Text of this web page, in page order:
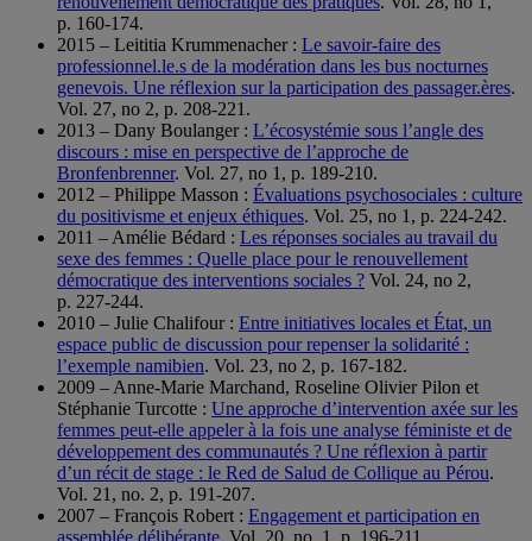
p. 160-174.
2015 – Leititia Krummenacher : Le savoir-faire des
professionnel.le.s de la modération dans les bus nocturnes
genevois. Une réflexion sur la participation des passager.ères.
Vol. 27, no 2, p. 208-221.
2013 – Dany Boulanger : L’écosystémie sous l’angle des
discours : mise en perspective de l’approche de
Bronfenbrenner. Vol. 27, no 1, p. 189-210.
2012 – Philippe Masson : Évaluations psychosociales : culture
du positivisme et enjeux éthiques. Vol. 25, no 1, p. 224-242.
2011 – Amélie Bédard : Les réponses sociales au travail du
sexe des femmes : Quelle place pour le renouvellement
démocratique des interventions sociales ? Vol. 24, no 2,
p. 227-244.
2010 – Julie Chalifour : Entre initiatives locales et État, un
espace public de discussion pour repenser la solidarité :
l’exemple namibien. Vol. 23, no 2, p. 167-182.
2009 – Anne-Marie Marchand, Roseline Olivier Pilon et
Stéphanie Turcotte : Une approche d’intervention axée sur les
femmes peut-elle appeler à la fois une analyse féministe et de
développement des communautés ? Une réflexion à partir
d’un récit de stage : le Red de Salud de Collique au Pérou.
Vol. 21, no. 2, p. 191-207.
2007 – François Robert : Engagement et participation en
assemblée délibérante . Vol. 20, no. 1, p. 196-211.